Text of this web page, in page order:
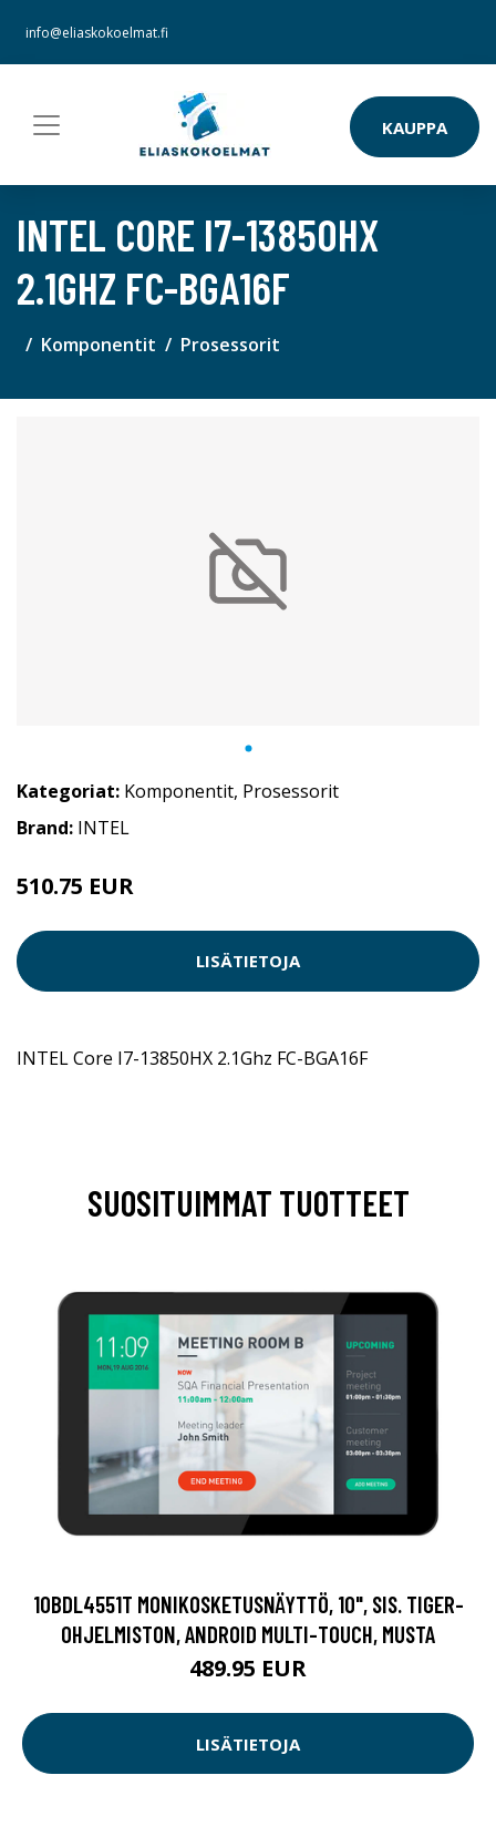
info@eliaskokoelmat.fi
KAUPPA
INTEL CORE I7-13850HX
2.1GHZ FC-BGA16F
Komponentit Prosessorit
Kategoriat: Komponentit, Prosessorit
Brand: INTEL
510.75 EUR
LISÄTIETOJA
INTEL Core I7-13850HX 2.1Ghz FC-BGA16F
SUOSITUIMMAT TUOTTEET
10BDL4551T MONIKOSKETUSNÄYTTÖ, 10", SIS. TIGER-
OHJELMISTON, ANDROID MULTI-TOUCH, MUSTA
489.95 EUR
LISÄTIETOJA